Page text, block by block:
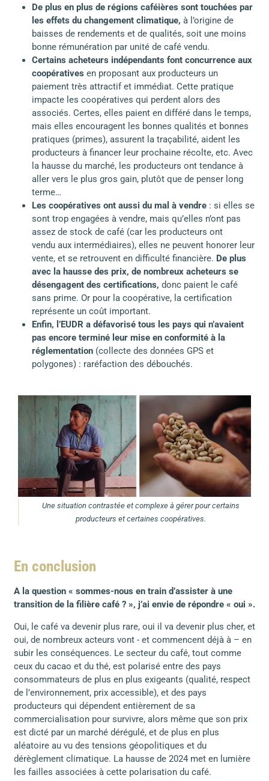
De plus en plus de régions caféières sont touchées par
les effets du changement climatique, à l’origine de
baisses de rendements et de qualités, soit une moins
bonne rémunération par unité de café vendu.
Certains acheteurs indépendants font concurrence aux
coopératives en proposant aux producteurs un
paiement très attractif et immédiat. Cette pratique
impacte les coopératives qui perdent alors des
associés. Certes, elles paient en différé dans le temps,
mais elles encouragent les bonnes qualités et bonnes
pratiques (primes), assurent la traçabilité, aident les
producteurs à financer leur prochaine récolte, etc. Avec
la hausse du marché, les producteurs ont tendance à
aller vers le plus gros gain, plutôt que de penser long
terme…
Les coopératives ont aussi du mal à vendre: si elles se
sont trop engagées à vendre, mais qu’elles n’ont pas
assez de stock de café (car les producteurs ont
vendu aux intermédiaires), elles ne peuvent honorer leur
vente, et se retrouvent en difficulté financière. De plus
avec la hausse des prix, de nombreux acheteurs se
désengagent des certifications, donc paient le café
sans prime. Or pour la coopérative, la certification
représente un coût important.
Enfin, l’EUDR a défavorisé tous les pays qui n’avaient
pas encore terminé leur mise en conformité à la
réglementation (collecte des données GPS et
polygones) : raréfaction des débouchés.
Une situation contrastée et complexe à gérer pour certains
producteurs et certaines coopératives.
En conclusion
A la question « sommes-nous en train d’assister à une
transition de la filière café ? », j’ai envie de répondre « oui ».
Oui, le café va devenir plus rare, oui il va devenir plus cher, et
oui, de nombreux acteurs vont - et commencent déjà à – en
subir les conséquences. Le secteur du café, tout comme
ceux du cacao et du thé, est polarisé entre des pays
consommateurs de plus en plus exigeants (qualité, respect
de l’environnement, prix accessible), et des pays
producteurs qui dépendent entièrement de sa
commercialisation pour survivre, alors même que son prix
est dicté par un marché dérégulé, et de plus en plus
aléatoire au vu des tensions géopolitiques et du
dérèglement climatique. La hausse de 2024 met en lumière
les failles associées à cette polarisation du café.